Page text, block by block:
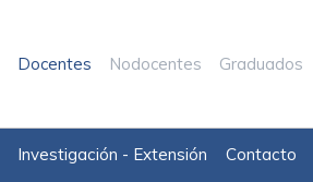
Docentes Nodocentes Graduados
Investigación - Extensión Contacto